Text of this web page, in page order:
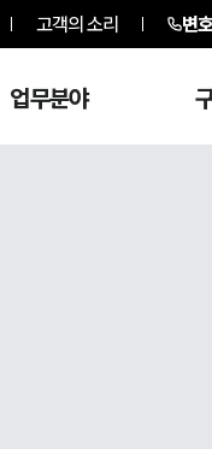
고객의 소리 변
업무분야